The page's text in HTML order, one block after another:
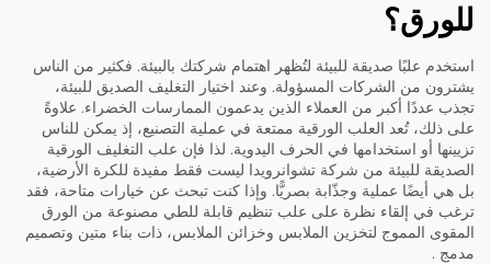
للورق؟
استخدم علبًا صديقة للبيئة لتُظهر اهتمام شركتك بالبيئة. فكثير من الناس
يشترون من الشركات المسؤولة. وعند اختيار التغليف الصديق للبيئة،
تجذب عددًا أكبر من العملاء الذين يدعمون الممارسات الخضراء. علاوةً
على ذلك، تُعد العلب الورقية ممتعة في عملية التصنيع، إذ يمكن للناس
تزيينها أو استخدامها في الحرف اليدوية. لذا فإن علب التغليف الورقية
الصديقة للبيئة من شركة تشوانرويدا ليست فقط مفيدة للكرة الأرضية،
بل هي أيضًا عملية وجذّابة بصريًّا. وإذا كنت تبحث عن خيارات متاحة، فقد
ترغب في إلقاء نظرة على علب تنظيم قابلة للطي مصنوعة من الورق
المقوى المموج لتخزين الملابس وخزائن الملابس، ذات بناء متين وتصميم
مدمج .